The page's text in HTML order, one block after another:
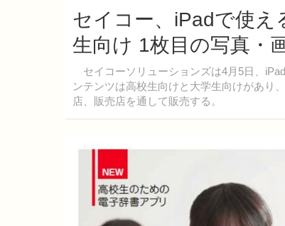
セイコー、iPadで使
生向け 1枚目の写真・
セイコーソリューションズは4月5日、
ンテンツは高校生向けと大学生向けがあり
店、販売店を通して販売する。